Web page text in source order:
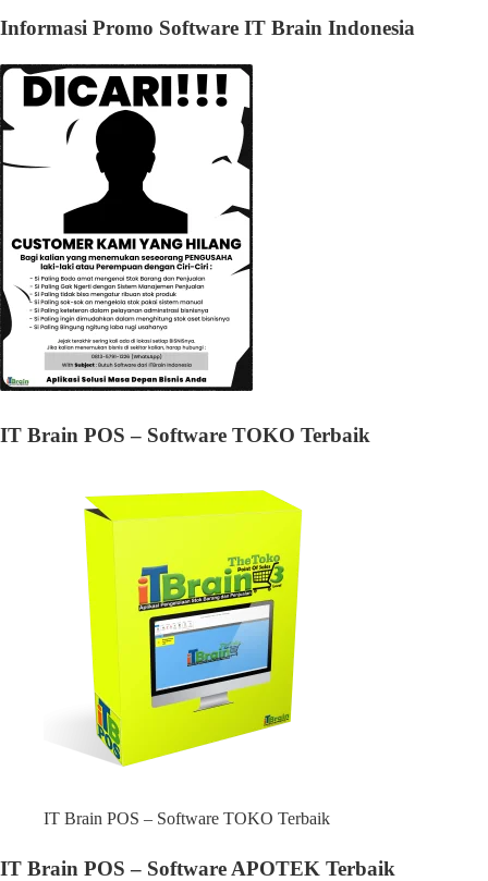
Informasi Promo Software IT Brain Indonesia
IT Brain POS – Software TOKO Terbaik
IT Brain POS – Software TOKO Terbaik
IT Brain POS – Software APOTEK Terbaik